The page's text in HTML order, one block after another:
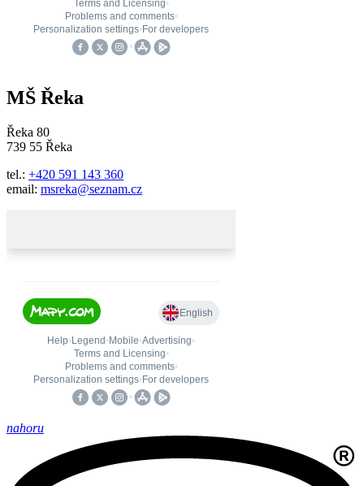
MŠ Řeka
Řeka 80
739 55 Řeka
tel.: +420 591 143 360
email: msreka@seznam.cz
nahoru